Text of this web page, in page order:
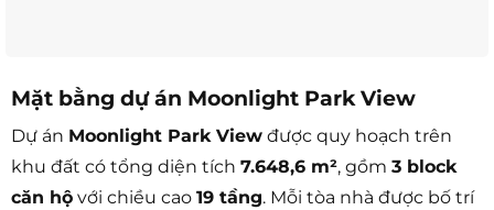
Mặt bằng dự án Moonlight Park View
Dự án Moonlight Park View được quy hoạch trên
khu đất có tổng diện tích 7.648,6 m², gồm 3 block
căn hộ với chiều cao 19 tầng. Mỗi tòa nhà được bố trí